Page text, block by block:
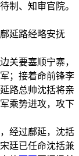
制、知审官院。
延路经略安抚
关要塞顺宁寨，
；接着命前锋李
路总帅沈括将亲
乘势进攻，攻下
经过鄜延，沈括
廷已任命沈括兼